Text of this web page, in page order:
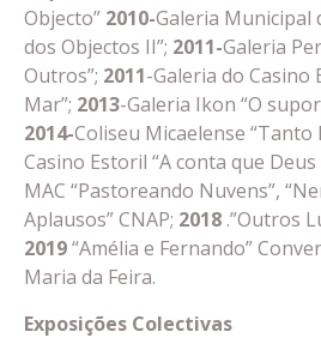
Objecto” 2010-Galeria Municipal
dos Objectos II”; 2011-Galeria
Outros”; 2011-Galeria do Casino
Mar”; 2013-Galeria Ikon “O
2014-Coliseu Micaelense “Tanto
Casino Estoril “A conta que Deus
MAC “Pastoreando Nuvens”,
Aplausos” CNAP; 2018 .”Outros
2019“Amélia e Fernando”
Maria da Feira.
Exposições Colectivas